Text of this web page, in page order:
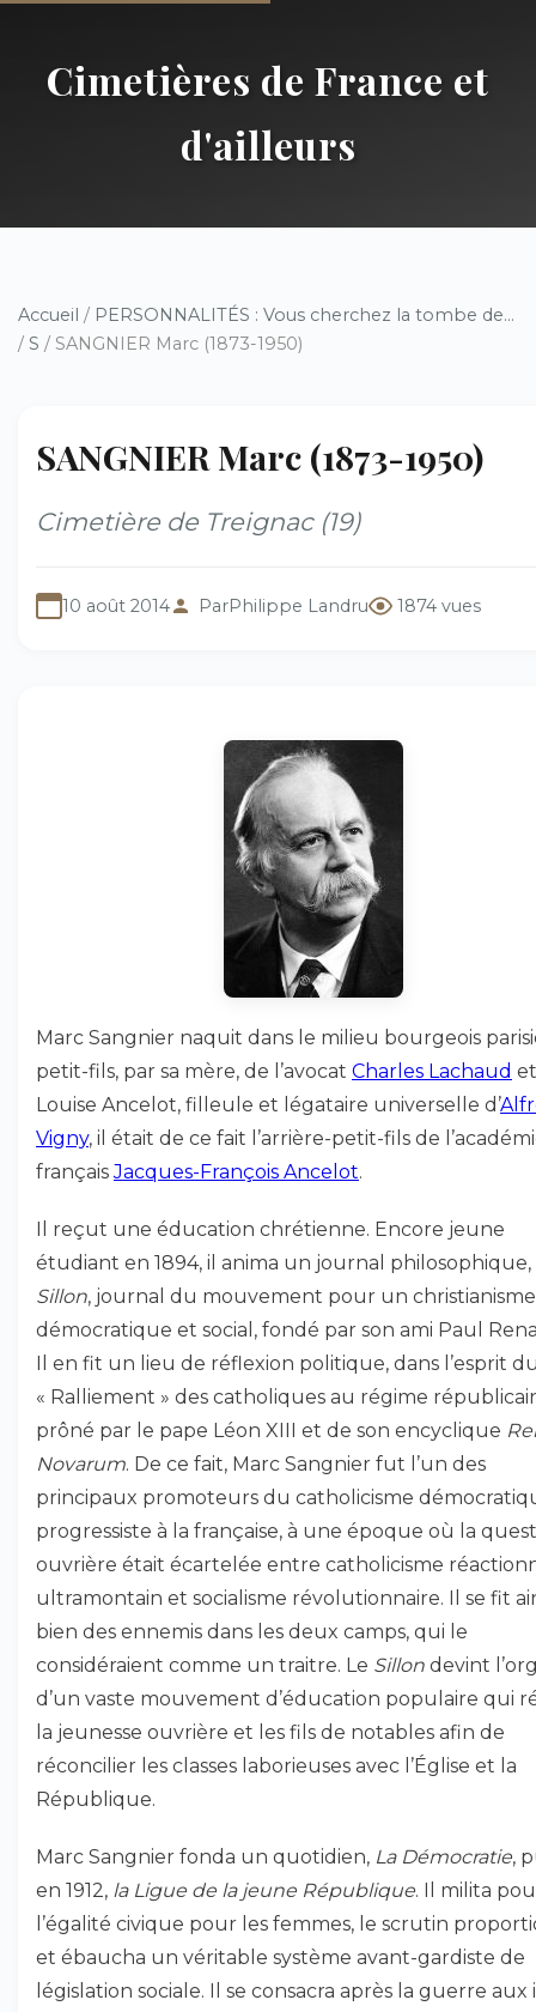
Cimetières de France et
d'ailleurs
Accueil / PERSONNALITÉS : Vous cherchez la tombe de...
/ S / SANGNIER Marc (1873-1950)
SANGNIER Marc (1873-1950)
Cimetière de Treignac (19)
10 août 2014 ParPhilippe Landru 1874 vues
Marc Sangnier naquit dans le milieu bourgeois
petit-fils, par sa mère, de l’avocat Charles Lachaud
Louise Ancelot, filleule et légataire universelle d’
Vigny, il était de ce fait l’arrière-petit-fils de
françaisJacques-François Ancelot.
Il reçut une éducation chrétienne. Encore jeune
étudiant en 1894, il anima un journal philosophique,
Sillon, journal du mouvement pour un christianisme
démocratique et social, fondé par son ami Paul
Il en fit un lieu de réflexion politique, dans l’esprit
« Ralliement » des catholiques au régime
prôné par le pape Léon XIII et de son encyclique
Novarum. De ce fait, Marc Sangnier fut l’un des
principaux promoteurs du catholicisme
progressiste à la française, à une époque où la
ouvrière était écartelée entre catholicisme
ultramontain et socialisme révolutionnaire. Il se fit
bien des ennemis dans les deux camps, qui le
considéraient comme un traitre. Le Sillon devint
d’un vaste mouvement d’éducation populaire qui
la jeunesse ouvrière et les fils de notables afin de
réconcilier les classes laborieuses avec l’Église et la
République.
Marc Sangnier fonda un quotidien, La Démocratie,
en 1912, la Ligue de la jeune République. Il milita
l’égalité civique pour les femmes, le scrutin
et ébaucha un véritable système avant-gardiste de
législation sociale. Il se consacra après la guerre aux